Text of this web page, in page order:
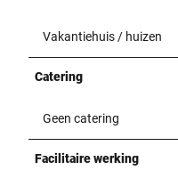
Vakantiehuis / huizen
Catering
Geen catering
Facilitaire werking